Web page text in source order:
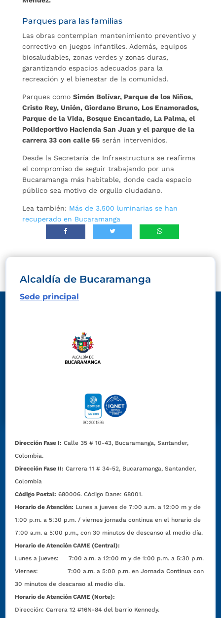
Parques para las familias
Las obras contemplan mantenimiento preventivo y
correctivo en juegos infantiles. Además, equipos
biosaludables, zonas verdes y zonas duras,
garantizando espacios adecuados para la
recreación y el bienestar de la comunidad.
Parques como Simón Bolívar, Parque de los Niños,
Cristo Rey, Unión, Giordano Bruno, Los Enamorados,
Parque de la Vida, Bosque Encantado, La Palma, el
Polideportivo Hacienda San Juan y el parque de la
carrera 33 con calle 55serán intervenidos.
Desde la Secretaría de Infraestructura se reafirma
el compromiso de seguir trabajando por una
Bucaramanga más habitable, donde cada espacio
público sea motivo de orgullo ciudadano.
Lea también: Más de 3.500 luminarias se han
recuperado en Bucaramanga
Alcaldía de Bucaramanga
Sede principal
Dirección Fase I: Calle 35 # 10-43, Bucaramanga, Santander,
Colombia.
Dirección Fase II: Carrera 11 # 34-52, Bucaramanga, Santander,
Colombia
Código Postal: 680006. Código Dane: 68001.
Horario de Atención: Lunes a jueves de 7:00 a.m. a 12:00 m y de
1:00 p.m. a 5:30 p.m. / viernes jornada continua en el horario de
7:00 a.m. a 5:00 p.m., con 30 minutos de descanso al medio día.
Horario de Atención CAME (Central):
Lunes a jueves: 7:00 a.m. a 12:00 m y de 1:00 p.m. a 5:30 p.m.
Viernes: 7:00 a.m. a 5:00 p.m. en Jornada Continua con
30 minutos de descanso al medio día.
Horario de Atención CAME (Norte):
Dirección:Carrera 12 #16N-84 del barrio Kennedy.